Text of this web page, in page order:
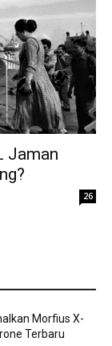
Jaman
26
Morfius X-
Terbaru